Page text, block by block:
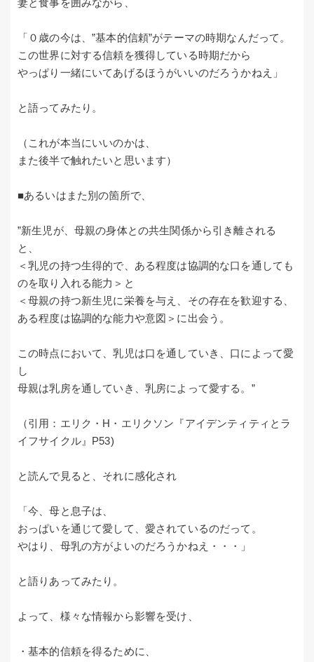
妻と食事を囲みながら、
「０歳の今は、”基本的信頼”がテーマの時期なんだって。
この世界に対する信頼を獲得している時期だから
やっぱり一緒にいてあげるほうがいいのだろうかねえ」
と語ってみたり。
（これが本当にいいのかは、
また後半で触れたいと思います）
■あるいはまた別の箇所で、
”新生児が、母親の身体との共生関係から引き離される
と、
＜乳児の持つ生得的で、ある程度は協調的な口を通しても
のを取り入れる能力＞と
＜母親の持つ新生児に栄養を与え、その存在を歓迎する、
ある程度は協調的な能力や意図＞に出会う。
この時点において、乳児は口を通していき、口によって愛
し
母親は乳房を通していき、乳房によって愛する。”
（引用：エリク・H・エリクソン『アイデンティティとラ
イフサイクル』P53)
と読んで見ると、それに感化され
「今、母と息子は、
おっぱいを通じて愛して、愛されているのだって。
やはり、母乳の方がよいのだろうかねえ・・・」
と語りあってみたり。
よって、様々な情報から影響を受け、
・基本的信頼を得るために、